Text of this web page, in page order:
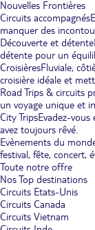
Nouvelles Frontières
Circuits accompagnés
manquer des
Découverte et détente
détente pour un
CroisièresFluviale,
croisière idéale et
Road Trips & circuits
un voyage unique et
City TripsEvadez-
avez toujours rêvé.
Evènements du
festival, fête, concert,
Toute notre offre
Nos Top destinations
Circuits Etats-Unis
Circuits Canada
Circuits Vietnam